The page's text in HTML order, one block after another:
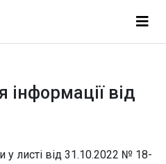
від
у листі від 31.10.2022 № 18-